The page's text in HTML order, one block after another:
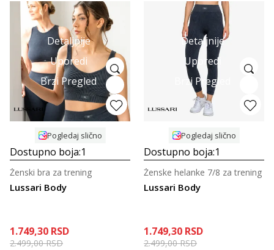
Detaljnije
Uporedi
Brzi Pregled
Pogledaj slično
Dostupno boja:1
Lussari Body
Ženski bra za trening
1.749,30 RSD
2.499,00RSD
Detaljnije
Uporedi
Brzi Pregled
Pogledaj slično
Dostupno boja:1
Lussari Body
Ženske helanke 7/8 za trening
1.749,30 RSD
2.499,00RSD